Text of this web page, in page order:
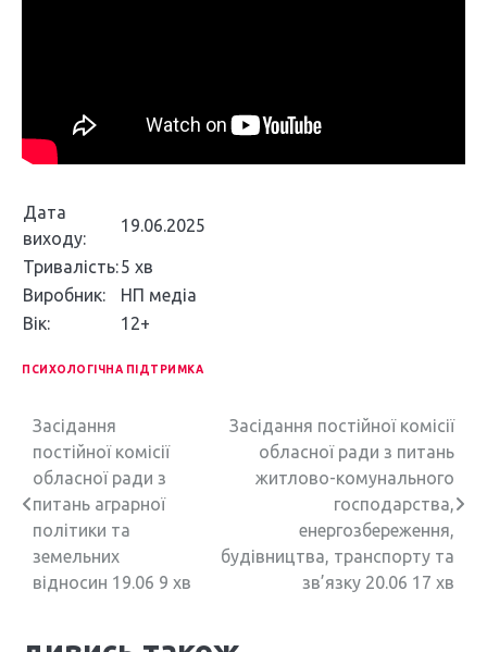
Дата
виходу:
19.06.2025
Тривалість:5 хв
Виробник:
НП медіа
Вік:
12+
ПСИХОЛОГІЧНА ПІДТРИМКА
Н
а
в
Засідання
постійної комісії
обласної ради з
питань аграрної
політики та
земельних
відносин 19.06 9 хв
Засідання постійної комісії
обласної ради з питань
житлово-комунального
господарства,
енергозбереження,
будівництва, транспорту та
зв’язку 20.06 17 хв